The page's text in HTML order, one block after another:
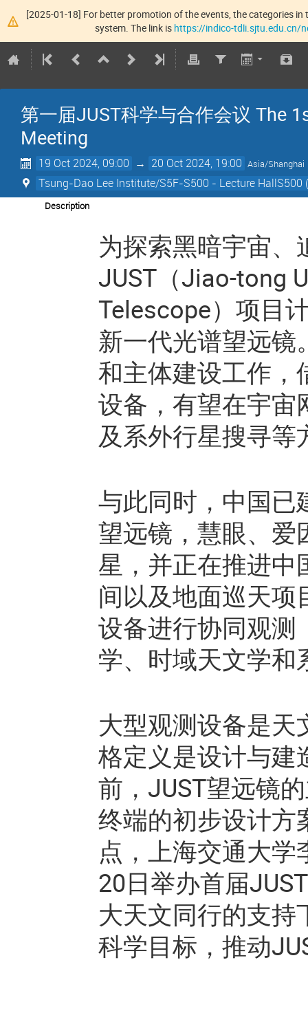
[2025-01-18] For better promotion of the events, the categories
system. The link is https://indico-tdli.sjtu.edu.cn/
第一届JUST科学与合作会议 The
Meeting
19 Oct 2024, 09:00 → 20 Oct 2024, 19:00 Asia/Shanghai
Tsung-Dao Lee Institute/S5F-S500 - Lecture HallS500
Description
为探索黑暗宇宙
JUST（Jiao-tong
Telescope）项目
新一代光谱望远镜
和主体建设工作，
设备，有望在宇宙
及系外行星搜寻
与此同时，中国已
望远镜，慧眼、爱
星，并正在推进中
间以及地面巡天项
设备进行协同观测
学、时域天文学和
大型观测设备是
格定义是设计与建
前，JUST望远镜
终端的初步设计方
点，上海交通大
20日举办首届
大天文同行的支持
科学目标，推动